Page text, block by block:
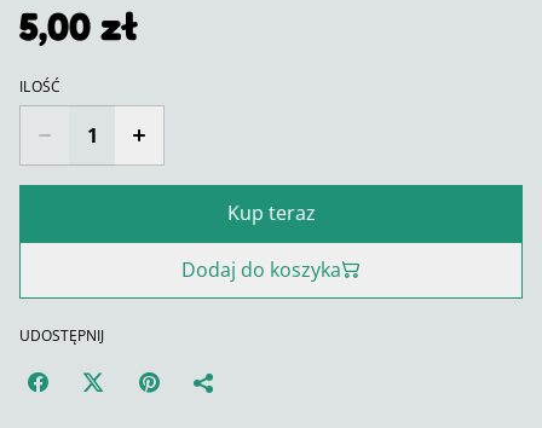
5,00 zł
ILOŚĆ
Kup teraz
Dodaj do koszyka
UDOSTĘPNIJ